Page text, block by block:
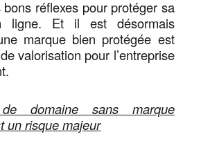
réflexes pour protéger sa
ligne. Et il est désormais
marque bien protégée est
valorisation pour l’entreprise
domaine sans marque
un risque majeur